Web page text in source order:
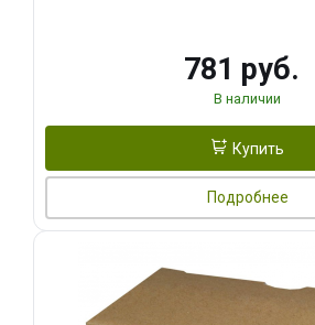
781 руб.
В наличии
Купить
Подробнее